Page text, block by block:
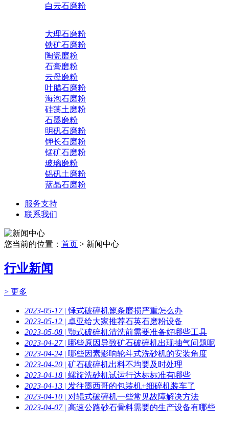
白云石磨粉
大理石磨粉
铁矿石磨粉
陶瓷磨粉
石膏磨粉
云母磨粉
叶腊石磨粉
海泡石磨粉
硅藻土磨粉
石墨磨粉
明矾石磨粉
钾长石磨粉
锰矿石磨粉
玻璃磨粉
铝矾土磨粉
蓝晶石磨粉
服务支持
联系我们
您当前的位置： 首页 > 新闻中心
行业新闻
> 更多
2023-05-17| 锤式破碎机篦条磨损严重怎么办
2023-05-12 | 卓亚给大家推荐石英石磨粉设备
2023-05-08 | 颚式破碎机清洗前需要准备好哪些工具
2023-04-27| 哪些原因导致矿石破碎机出现抽气问题呢
2023-04-24 | 哪些因素影响轮斗式洗砂机的安装角度
2023-04-20 | 矿石破碎机出料不均要及时处理
2023-04-18 | 螺旋洗砂机试运行达标标准有哪些
2023-04-13 | 发往墨西哥的包装机+细碎机装车了
2023-04-10 | 对辊式破碎机一些常见故障解决方法
2023-04-07| 高速公路砂石骨料需要的生产设备有哪些